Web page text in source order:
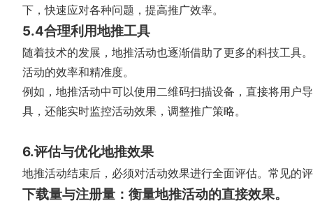
下，快速应对各种问题，提高推广效率。
5.4合理利用地推工具
随着技术的发展，地推活动也逐渐借助了更多的科技工具
活动的效率和精准度。
例如，地推活动中可以使用二维码扫描设备，直接将用户
具，还能实时监控活动效果，调整推广策略。
6.评估与优化地推效果
地推活动结束后，必须对活动效果进行全面评估。常见的
下载量与注册量：衡量地推活动的直接效果。